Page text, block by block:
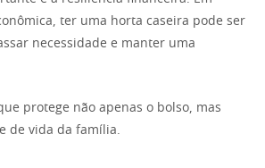
ter uma horta caseira pode ser
necessidade e manter uma
protege não apenas o bolso, mas
de vida da família.